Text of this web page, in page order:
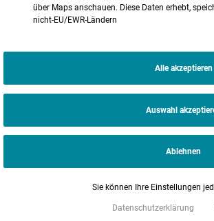
praxisbezogene Anwendungshinweise und Einblick u.a.
von Vorranggebieten und Spielräume
durch Gestaltung von B-Plänen
von PV Projekten in Landschaftsschutzgebieten
des Landschaftsschutzgebietes
über Maps anschauen. Diese Daten erhebt,
nicht-EU/EWR-Ländern
Alle akzeptieren
Auswahl
Ablehnen
Sie können Ihre Einstellungen
Datenschutzerklärung